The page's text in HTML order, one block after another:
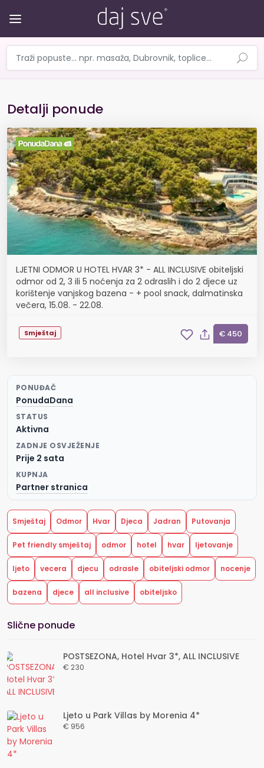
Detalji ponude
LJETNI ODMOR U HOTEL
LJETNI ODMOR U HOTEL HVAR 3* - ALL INCLUSIVE obiteljski
odmor od 2, 3 ili 5 noćenja za 2 odraslih i do 2 djece uz
korištenje vanjskog bazena - + pool snack, dalmatinska
večera, 15.08. - 22.08.
Smještaj € 450
PONUĐAČ
PonudaDana
STATUS
Aktivna
ZADNJE OSVJEŽENJE
Prije 2 sata
KUPNJA
Partner stranica
Smještaj Odmor Hvar Djeca Jadran Putovanja
Pet friendly smještaj odmor hotel hvar ljetovanje
ljeto vecera djecu odrasle obiteljski odmor nocenje
bazena djece all inclusive obiteljsko
Slične ponude
POSTSEZONA, Hotel Hvar 3*, ALL INCLUSIVE
€ 230
Ljeto u Park Villas by Morenia 4*
€ 956